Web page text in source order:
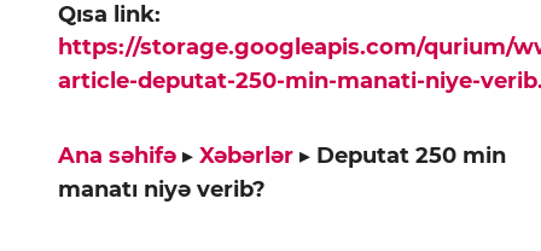
Qısa link:
https://storage.googleapis.com/qurium/
article-deputat-250-min-manati-niye-
Ana səhifə ▸ Xəbərlər ▸ Deputat 250 min
manatı niyə verib?